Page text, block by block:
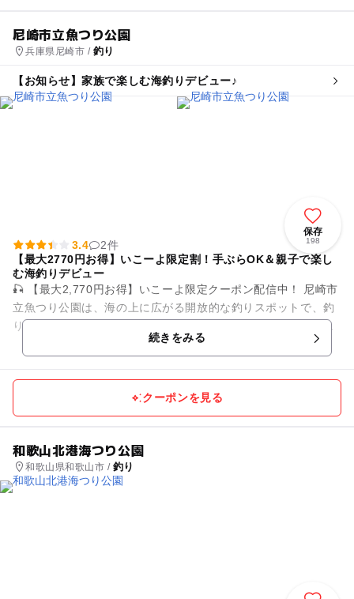
尼崎市立魚つり公園
兵庫県尼崎市 / 釣り
【お知らせ】家族で楽しむ海釣りデビュー♪
保存
198
3.4
2件
【最大2770円お得】いこーよ限定割！手ぶらOK＆親子で楽し
む海釣りデビュー
🎣 【最大2,770円お得】いこーよ限定クーポン配信中！ 尼崎市
立魚つり公園は、海の上に広がる開放的な釣りスポットで、釣
り初心者やお子さま連れのファミリーにも人気の海釣り施設で
続きをみる
クーポンを見る
和歌山北港海つり公園
和歌山県和歌山市 / 釣り